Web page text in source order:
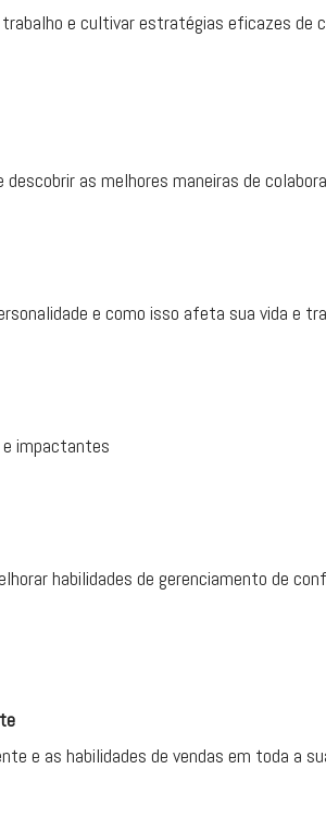
e cultivar estratégias eficazes de
as melhores maneiras de
e como isso afeta sua vida e
e impactantes
habilidades de gerenciamento de
e as habilidades de vendas em toda a